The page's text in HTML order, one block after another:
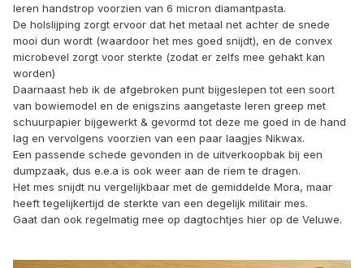
leren handstrop voorzien van 6 micron diamantpasta.
De holslijping zorgt ervoor dat het metaal net achter de snede
mooi dun wordt (waardoor het mes goed snijdt), en de convex
microbevel zorgt voor sterkte (zodat er zelfs mee gehakt kan
worden)
Daarnaast heb ik de afgebroken punt bijgeslepen tot een soort
van bowiemodel en de enigszins aangetaste leren greep met
schuurpapier bijgewerkt & gevormd tot deze me goed in de hand
lag en vervolgens voorzien van een paar laagjes Nikwax.
Een passende schede gevonden in de uitverkoopbak bij een
dumpzaak, dus e.e.a is ook weer aan de riem te dragen.
Het mes snijdt nu vergelijkbaar met de gemiddelde Mora, maar
heeft tegelijkertijd de sterkte van een degelijk militair mes.
Gaat dan ook regelmatig mee op dagtochtjes hier op de Veluwe.